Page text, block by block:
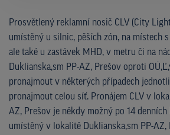
Prosvětlený reklamní nosič CLV (City
umístěný u silnic, pěších zón, na místech
ale také u zastávek MHD, v metru či na
Duklianska,sm PP-AZ, Prešov oproti
pronajmout v některých případech
pronajmout celou síť. Pronájem CLV v
AZ, Prešov je někdy možný po 14 denních
umístěný v lokalitě Duklianska,sm PP-AZ,